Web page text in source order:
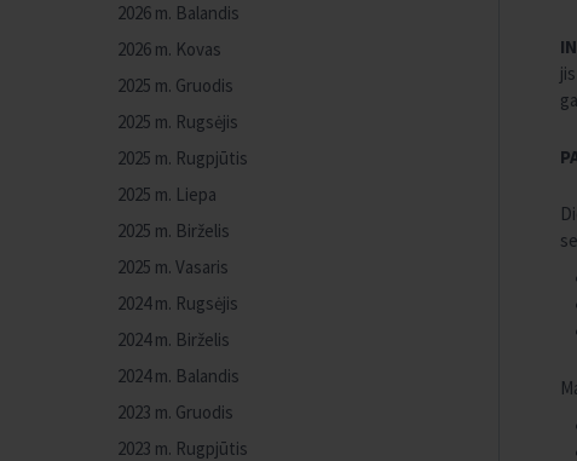
2026 m. Balandis
2026 m. Kovas
2025 m. Gruodis
2025 m. Rugsėjis
2025 m. Rugpjūtis
2025 m. Liepa
2025 m. Birželis
2025 m. Vasaris
2024 m. Rugsėjis
2024 m. Birželis
2024 m. Balandis
2023 m. Gruodis
2023 m. Rugpjūtis